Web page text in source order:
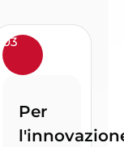
03
Per